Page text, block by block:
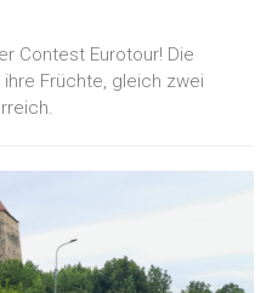
Contest Eurotour! Die
Früchte, gleich zwei